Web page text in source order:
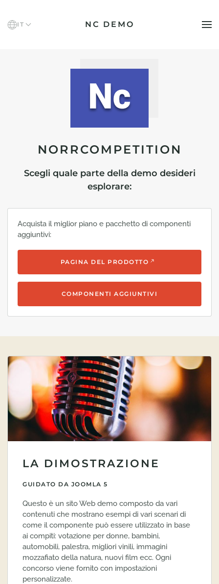
Skip to main content
IT NC DEMO
NORRCOMPETI­TION
Scegli quale parte della demo desideri
esplorare:
Acquista il miglior piano e pacchetto di componenti
aggiuntivi:
PAGINA DEL PRODOTTO
COMPONENTI AGGIUNTIVI
LA DIMOSTRAZIONE
GUIDATO DA JOOMLA 5
Questo è un sito Web demo composto da vari
contenuti che mostrano esempi di vari scenari di
come il componente può essere utilizzato in base
ai compiti: votazione per donne, bambini,
automobili, palestra, migliori vinili, immagini
mozzafiato della natura, nuovi film ecc. Ogni
concorso viene fornito con impostazioni
personalizzate.